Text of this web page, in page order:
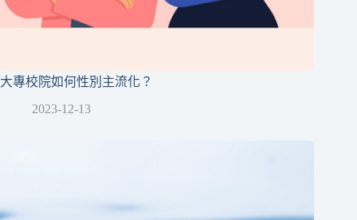
大專校院如何性別主流化？
2023-12-13